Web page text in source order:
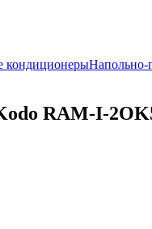
кондиционерыНапольно-
RAM-I-